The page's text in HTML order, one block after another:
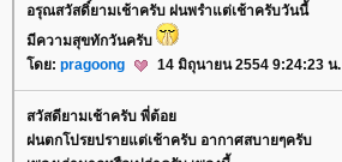
อรุณสวัสดิ์ยามเช้าครับ ฝนพรำแต่เช้าครับวันนี้
มีความสุขทักวันครับ
ดย: pragoong 14 มิถุนายน 2554 9:24:23 น.
สวัสดียามเช้าครับ พี่ต้อ
ฝนตกโปรยปรายแต่เช้าครับ อากาศสบายๆครับ